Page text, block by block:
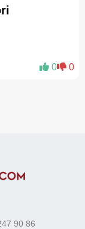
0 0
90 86